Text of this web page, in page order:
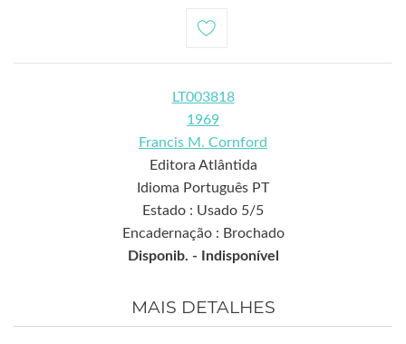
LT003818
1969
Francis M. Cornford
Editora Atlântida
Idioma Português PT
Estado : Usado 5/5
Encadernação : Brochado
Disponib. -
Indisponível
MAIS DETALHES